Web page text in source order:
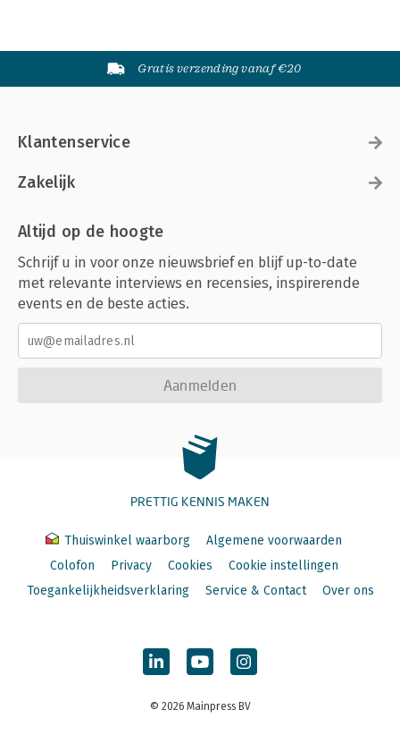
Gratis verzending vanaf €20
Klantenservice
Zakelijk
Altijd op de hoogte
Schrijf u in voor onze nieuwsbrief en blijf up-to-date
met relevante interviews en recensies, inspirerende
events en de beste acties.
Aanmelden
PRETTIG KENNIS MAKEN
Thuiswinkel waarborg
Algemene voorwaarden
Colofon
Privacy Cookies
Cookie instellingen
Toegankelijkheidsverklaring
Service & Contact Over ons
© 2026 Mainpress BV